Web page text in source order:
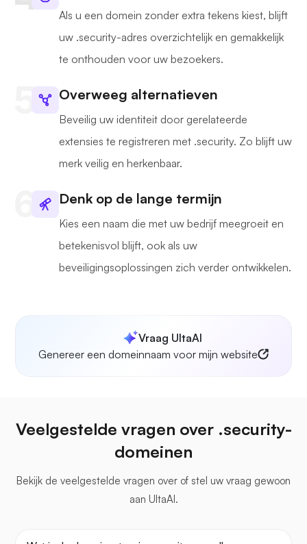
Als u een domein zonder extra tekens kiest, blijft
uw .security-adres overzichtelijk en gemakkelijk
te onthouden voor uw bezoekers.
Overweeg alternatieven
Beveilig uw identiteit door gerelateerde
extensies te registreren met .security. Zo blijft uw
merk veilig en herkenbaar.
Denk op de lange termijn
Kies een naam die met uw bedrijf meegroeit en
betekenisvol blijft, ook als uw
beveiligingsoplossingen zich verder ontwikkelen.
Vraag UltaAI
Genereer een domeinnaam voor mijn website
Veelgestelde vragen over .security-
domeinen
Bekijk de veelgestelde vragen over of stel uw vraag gewoon
aan UltaAI.